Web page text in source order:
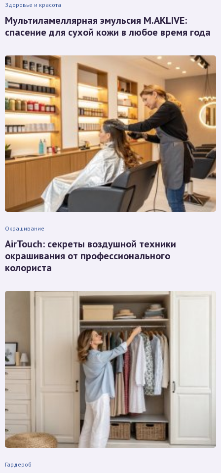
Здоровье и красота
Мультиламеллярная эмульсия M.AKLIVE:
спасение для сухой кожи в любое время года
Окрашивание
AirTouch: секреты воздушной техники
окрашивания от профессионального
колориста
Гардероб